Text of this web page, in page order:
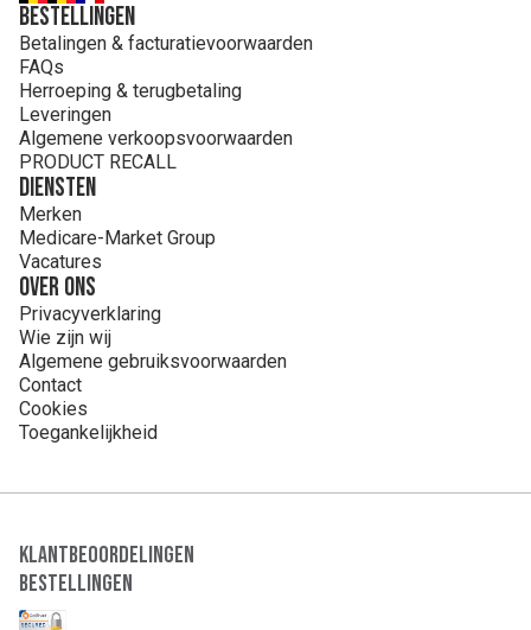
Bestellingen
Betalingen & facturatievoorwaarden
FAQs
Herroeping & terugbetaling
Leveringen
Algemene verkoopsvoorwaarden
PRODUCT RECALL
Diensten
Merken
Medicare-Market Group
Vacatures
Over ons
Privacyverklaring
Wie zijn wij
Algemene gebruiksvoorwaarden
Contact
Cookies
Toegankelijkheid
Klantbeoordelingen
Bestellingen